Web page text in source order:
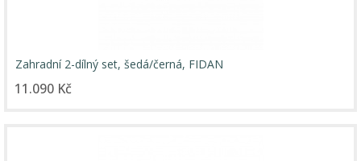
Zahradní 2-dílný set, šedá/černá, FIDAN
11.090 Kč